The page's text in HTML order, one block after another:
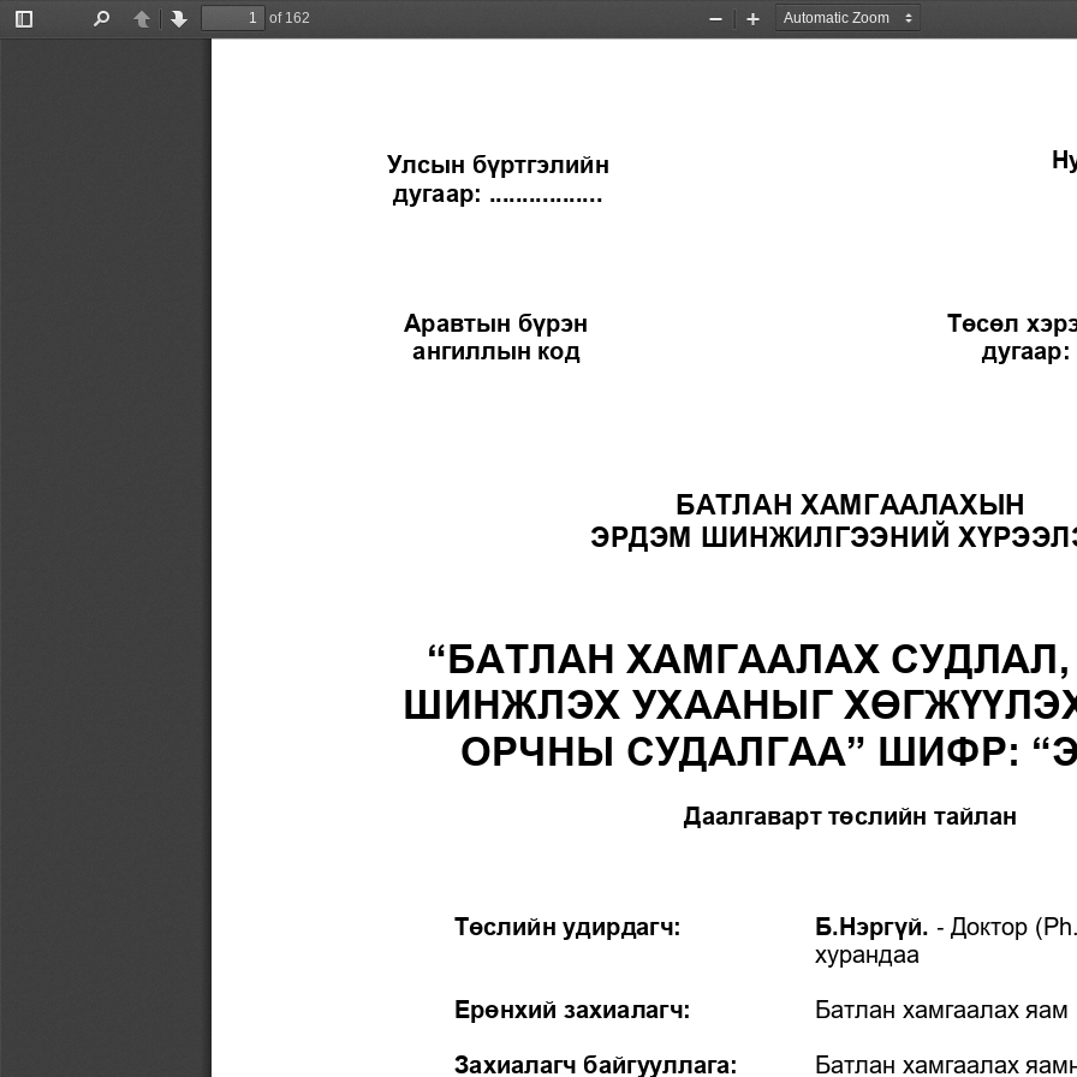
Toggle
PreviousNext
of 162
Zoom
Zoom
БАТЛАН ХАМГААЛАХЫН
ЭРДЭМ ШИНЖИЛГЭЭНИЙ
“ БАТЛАН ХАМГААЛАХ
ШИНЖЛЭХ УХААНЫГ
ОРЧНЫ СУДАЛГАА” ШИФР: “
Даалгаварт төслийн тайлан
Төслийн удирдагч: Б.Нэргүй. - Доктор
хурандаа
Ерөнхий захиалагч: Батлан хамгаалах яам
Захиалагч байгууллага: Батлан хамгаалах
Аравтын бүрэн
ангиллын код
Төсөл
дугаар:
Улсын бүртгэлийн
дугаар: .................